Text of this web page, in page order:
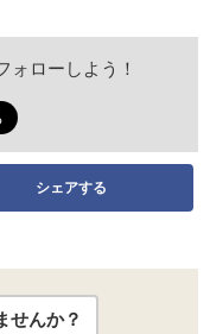
ォローしよう！
シェアする
せんか？